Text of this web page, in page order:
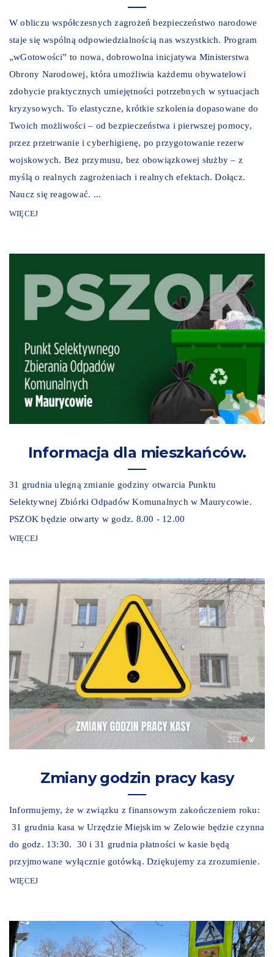
W obliczu współczesnych zagrożeń bezpieczeństwo narodowe
staje się wspólną odpowiedzialnością nas wszystkich. Program
„wGotowości” to nowa, dobrowolna inicjatywa Ministerstwa
Obrony Narodowej, która umożliwia każdemu obywatelowi
zdobycie praktycznych umiejętności potrzebnych w sytuacjach
kryzysowych. To elastyczne, krótkie szkolenia dopasowane do
Twoich możliwości – od bezpieczeństwa i pierwszej pomocy,
przez przetrwanie i cyberhigienę, po przygotowanie rezerw
wojskowych. Bez przymusu, bez obowiązkowej służby – z
myślą o realnych zagrożeniach i realnych efektach. Dołącz.
Naucz się reagować. ...
WIĘCEJ
Informacja dla mieszkańców.
31 grudnia ulegną zmianie godziny otwarcia Punktu
Selektywnej Zbiórki Odpadów Komunalnych w Maurycowie.
PSZOK będzie otwarty w godz. 8.00 - 12.00
WIĘCEJ
Zmiany godzin pracy kasy
Informujemy, że w związku z finansowym zakończeniem roku:
31 grudnia kasa w Urzędzie Miejskim w Zelowie będzie czynna
do godz. 13:30. 30 i 31 grudnia płatności w kasie będą
przyjmowane wyłącznie gotówką. Dziękujemy za zrozumienie.
WIĘCEJ